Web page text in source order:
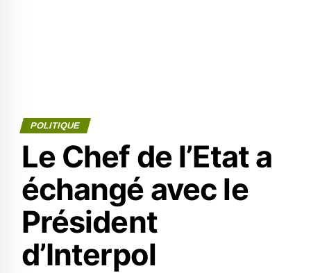
POLITIQUE
Le Chef de l’Etat a
échangé avec le
Président
d’Interpol